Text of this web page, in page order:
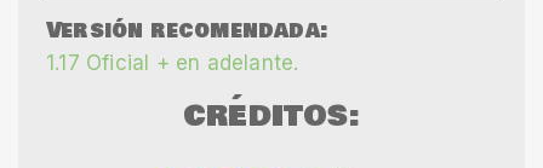
CAMBIOS V2:
(1) Solo Se Agregaron 2 Nuevos NPC y 2
Nuevos Warp Para Un Total De 6
Los NPC A Una Escala De 1.5
(3) Se Cambio El Nombre De Los Warp A Hora
Versión recomendada:
1.17 Oficial + en adelante.
CRÉDITOS: